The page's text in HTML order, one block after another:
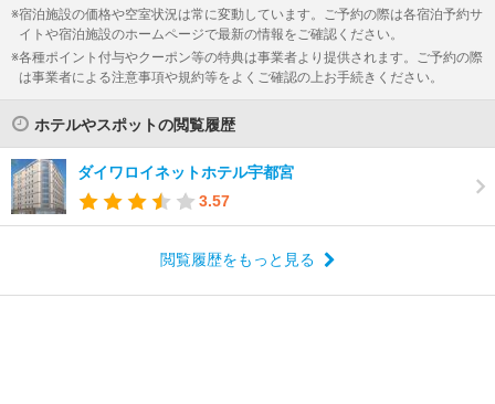
宿泊施設の価格や空室状況は常に変動しています。ご予約の際は各宿泊予約サ
イトや宿泊施設のホームページで最新の情報をご確認ください。
各種ポイント付与やクーポン等の特典は事業者より提供されます。ご予約の際
は事業者による注意事項や規約等をよくご確認の上お手続きください。
ホテルやスポットの閲覧履歴
ダイワロイネットホテル宇都宮
3.57
閲覧履歴をもっと見る